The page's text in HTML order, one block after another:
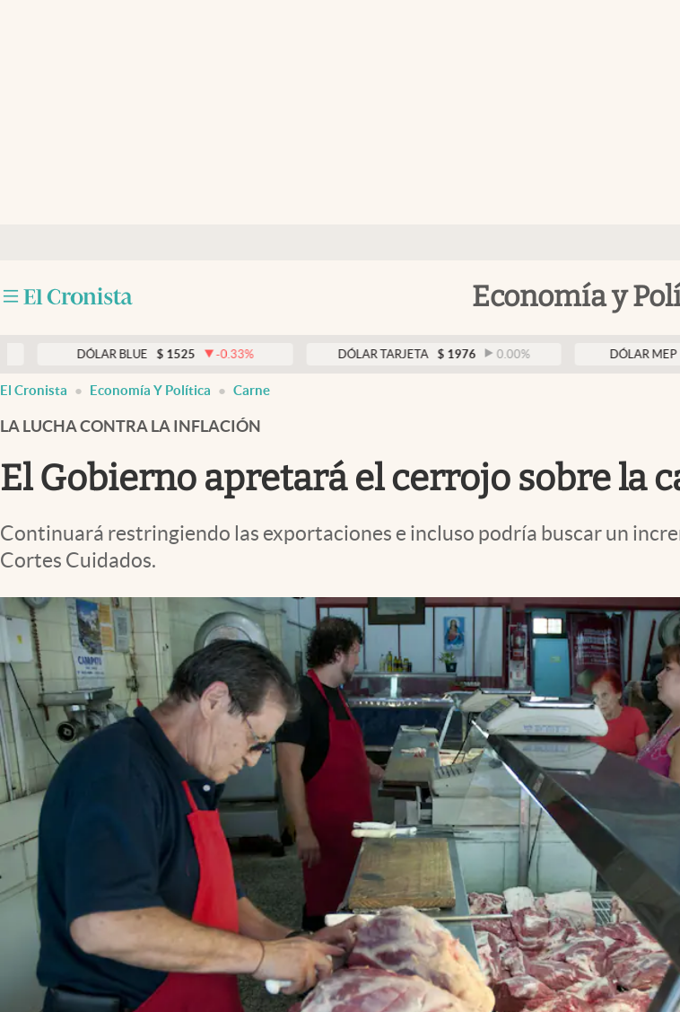
Economía y
Clima
Mediakit
abre en nueva pestaña
DÓLAR BLUE $ 1525 -0.33% DÓLAR TARJETA $ 1976 0.00% DÓLAR MEP $
El Cronista Economía Y Política Carne
LA LUCHA CONTRA LA INFLACIÓN
El Gobierno apretará el cerrojo sobre la
Continuará restringiendo las exportaciones e incluso podría buscar un
Cortes Cuidados.